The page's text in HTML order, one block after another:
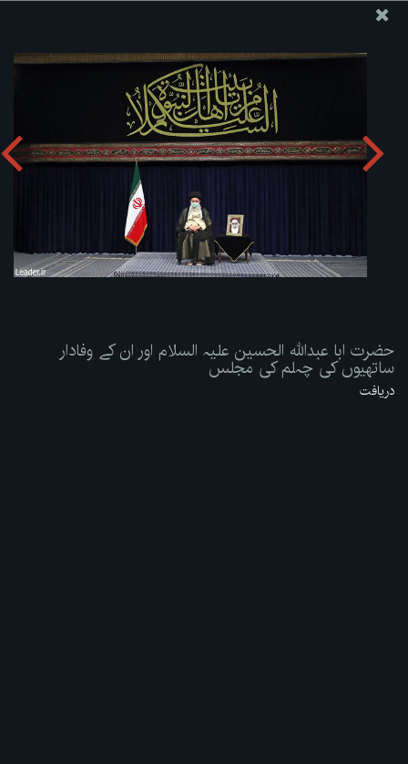
حضرت ابا عبداللہ الحسین علیہ السلام اور ان کے وفادار ساتھیوں
کی چہلم کی مجلس
تصویری البم دریافت کریں:
حضرت ابا عبداللہ الحسین علیہ السلام اور ان کے وفادار
ساتھیوں کی چہلم کی مجلس
دریافت